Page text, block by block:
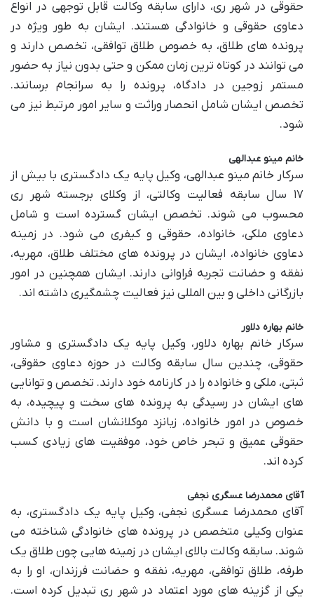
حقوقی در شهر ری، دارای سابقه وکالت قابل توجهی در انواع
دعاوی حقوقی و خانوادگی هستند. ایشان به طور ویژه در
پرونده های طلاق، به خصوص طلاق توافقی، تخصص دارند و
می توانند در کوتاه ترین زمان ممکن و حتی بدون نیاز به حضور
مستمر زوجین در دادگاه، پرونده را به سرانجام برسانند.
تخصص ایشان شامل انحصار وراثت و سایر امور مرتبط نیز می
شود.
خانم مینو عبدالهی
سرکار خانم مینو عبدالهی، وکیل پایه یک دادگستری با بیش از
۱۷ سال سابقه فعالیت وکالتی، از وکلای برجسته شهر ری
محسوب می شوند. تخصص ایشان گسترده است و شامل
دعاوی ملکی، خانواده، حقوقی و کیفری می شود. در زمینه
دعاوی خانواده، ایشان در پرونده های مختلف طلاق، مهریه،
نفقه و حضانت تجربه فراوانی دارند. ایشان همچنین در امور
بازرگانی داخلی و بین المللی نیز فعالیت چشمگیری داشته اند.
خانم بهاره دلاور
سرکار خانم بهاره دلاور، وکیل پایه یک دادگستری و مشاور
حقوقی، چندین سال سابقه وکالت در حوزه دعاوی حقوقی،
ثبتی، ملکی و خانواده را در کارنامه خود دارند. تخصص و توانایی
های ایشان در رسیدگی به پرونده های سخت و پیچیده، به
خصوص در امور خانواده، زبانزد موکلانشان است و با دانش
حقوقی عمیق و تبحر خاص خود، موفقیت های زیادی کسب
کرده اند.
آقای محمدرضا عسگری نجفی
آقای محمدرضا عسگری نجفی، وکیل پایه یک دادگستری، به
عنوان وکیلی متخصص در پرونده های خانوادگی شناخته می
شوند. سابقه وکالت بالای ایشان در زمینه هایی چون طلاق یک
طرفه، طلاق توافقی، مهریه، نفقه و حضانت فرزندان، او را به
یکی از گزینه های مورد اعتماد در شهر ری تبدیل کرده است.